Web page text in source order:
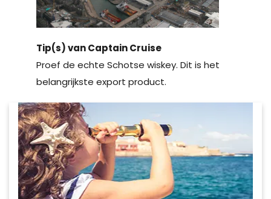
Tip(s) van Captain Cruise
Proef de echte Schotse wiskey. Dit is het
belangrijkste export product.